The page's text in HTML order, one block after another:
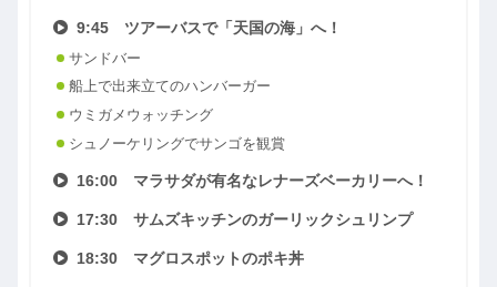
9:45 ツアーバスで「天国の海」へ！
サンドバー
船上で出来立てのハンバーガー
ウミガメウォッチング
シュノーケリングでサンゴを観賞
16:00 マラサダが有名なレナーズベーカリーへ！
17:30 サムズキッチンのガーリックシュリンプ
18:30 マグロスポットのポキ丼